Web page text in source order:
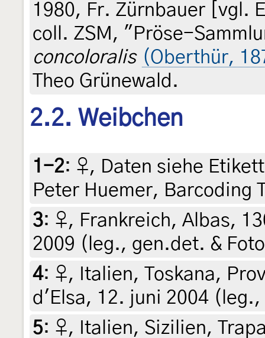
1980, Fr. Zürnbauer [vgl.
coll. ZSM, "Pröse-
concoloralis (Oberthür,
Theo Grünewald.
2.2. Weibchen
1-2: ♀, Daten siehe
Peter Huemer, Barcoding
3: ♀, Frankreich, Albas,
2009 (leg., gen.det. &
4: ♀, Italien, Toskana,
d'Elsa, 12. juni 2004
5: ♀, Italien, Sizilien,